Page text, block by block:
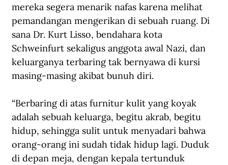
mereka segera menarik nafas karena melihat
pemandangan mengerikan di sebuah ruang. Di
sana Dr. Kurt Lisso, bendahara kota
Schweinfurt sekaligus anggota awal Nazi, dan
keluarganya terbaring tak bernyawa di kursi
masing-masing akibat bunuh diri.
“Berbaring di atas furnitur kulit yang koyak
adalah sebuah keluarga, begitu akrab, begitu
hidup, sehingga sulit untuk menyadari bahwa
orang-orang ini sudah tidak hidup lagi. Duduk
di depan meja, dengan kepala tertunduk